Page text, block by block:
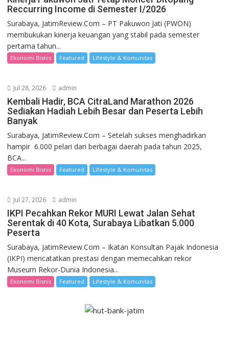
Reccurring Income di Semester I/2026
Surabaya, JatimReview.Com – PT Pakuwon Jati (PWON)
membukukan kinerja keuangan yang stabil pada semester
pertama tahun...
Ekonomi Bisnis Featured Lifestyle & Komunitas
Jul 28, 2026 admin
Kembali Hadir, BCA CitraLand Marathon 2026
Sediakan Hadiah Lebih Besar dan Peserta Lebih
Banyak
Surabaya, JatimReview.Com – Setelah sukses menghadirkan
hampir 6.000 pelari dari berbagai daerah pada tahun 2025,
BCA...
Ekonomi Bisnis Featured Lifestyle & Komunitas
Jul 27, 2026 admin
IKPI Pecahkan Rekor MURI Lewat Jalan Sehat
Serentak di 40 Kota, Surabaya Libatkan 5.000
Peserta
Surabaya, JatimReview.Com – Ikatan Konsultan Pajak Indonesia
(IKPI) mencatatkan prestasi dengan memecahkan rekor
Museum Rekor-Dunia Indonesia...
Ekonomi Bisnis Featured Lifestyle & Komunitas